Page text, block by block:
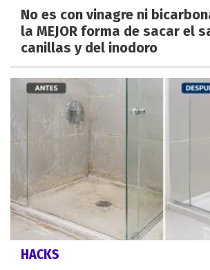
No es con vinagre ni
la MEJOR forma de sacar el
canillas y del inodoro
HACKS